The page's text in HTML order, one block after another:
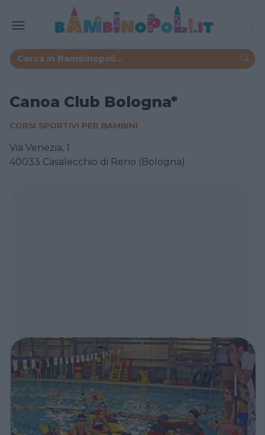
Canoa Club Bologna*
CORSI SPORTIVI PER BAMBINI
Via Venezia, 1
40033 Casalecchio di Reno (Bologna)